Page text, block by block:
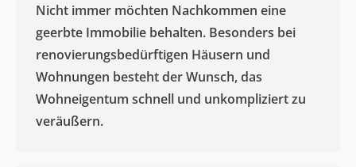
Nicht immer möchten Nachkommen eine
geerbte Immobilie behalten. Besonders bei
renovierungsbedürftigen Häusern und
Wohnungen besteht der Wunsch, das
Wohneigentum schnell und unkompliziert zu
veräußern. ​